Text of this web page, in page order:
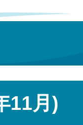
11月)